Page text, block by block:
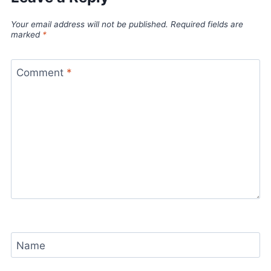
Your email address will not be published. Required fields are
marked *
Comment *
Name